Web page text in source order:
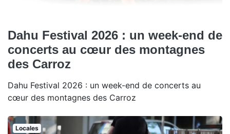
Dahu Festival 2026 : un week-end de
concerts au cœur des montagnes
des Carroz
Dahu Festival 2026 : un week-end de concerts au
cœur des montagnes des Carroz
Locales